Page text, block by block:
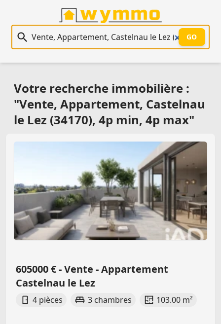
Recherche immobilière
GO
Votre recherche immobilière :
"Vente, Appartement, Castelnau
le Lez (34170), 4p min, 4p max"
605000 € - Vente - Appartement
Castelnau le Lez
4 pièces 3 chambres 103.00 m²